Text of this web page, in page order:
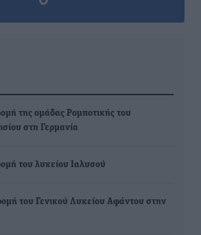
της ομάδας Ρομποτικής του
στη Γερμανία
του λυκείου Ιαλυσού
του Γενικού Λυκείου Αφάντου στην